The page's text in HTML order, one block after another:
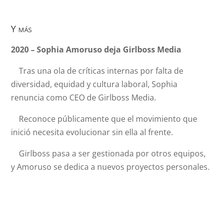
Y más
2020 – Sophia Amoruso deja Girlboss Media
Tras una ola de críticas internas por falta de
diversidad, equidad y cultura laboral, Sophia
renuncia como CEO de Girlboss Media.
Reconoce públicamente que el movimiento que
inició necesita evolucionar sin ella al frente.
Girlboss pasa a ser gestionada por otros equipos,
y Amoruso se dedica a nuevos proyectos personales.